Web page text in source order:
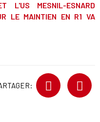
L'US MESNIL-ESNARD
LE MAINTIEN EN R1 VA